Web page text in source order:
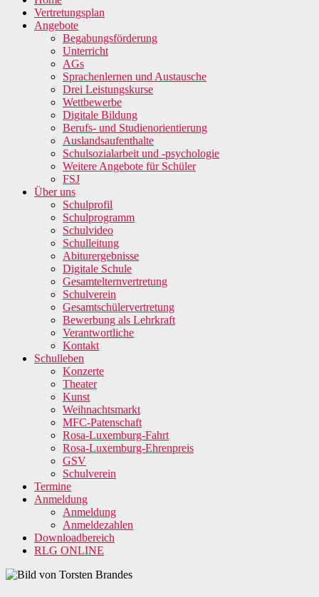
Vertretungsplan
Angebote
Begabungsförderung
Unterricht
AGs
Sprachenlernen und Austausche
Drei Leistungskurse
Wettbewerbe
Digitale Bildung
Berufs- und Studienorientierung
Auslandsaufenthalte
Schulsozialarbeit und -psychologie
Weitere Angebote für Schüler
FSJ
Über uns
Schulprofil
Schulprogramm
Schulvideo
Schulleitung
Abiturergebnisse
Digitale Schule
Gesamtelternvertretung
Schulverein
Gesamtschülervertretung
Bewerbung als Lehrkraft
Verantwortliche
Kontakt
Schulleben
Konzerte
Theater
Kunst
Weihnachtsmarkt
MFC-Patenschaft
Rosa-Luxemburg-Fahrt
Rosa-Luxemburg-Ehrenpreis
GSV
Schulverein
Termine
Anmeldung
Anmeldung
Anmeldezahlen
Downloadbereich
RLG ONLINE